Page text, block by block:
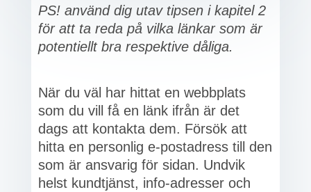
PS! använd dig utav tipsen i kapitel 2
för att ta reda på vilka länkar som är
potentiellt bra respektive dåliga.
När du väl har hittat en webbplats
som du vill få en länk ifrån är det
dags att kontakta dem. Försök att
hitta en personlig e-postadress till den
som är ansvarig för sidan. Undvik
helst kundtjänst, info-adresser och